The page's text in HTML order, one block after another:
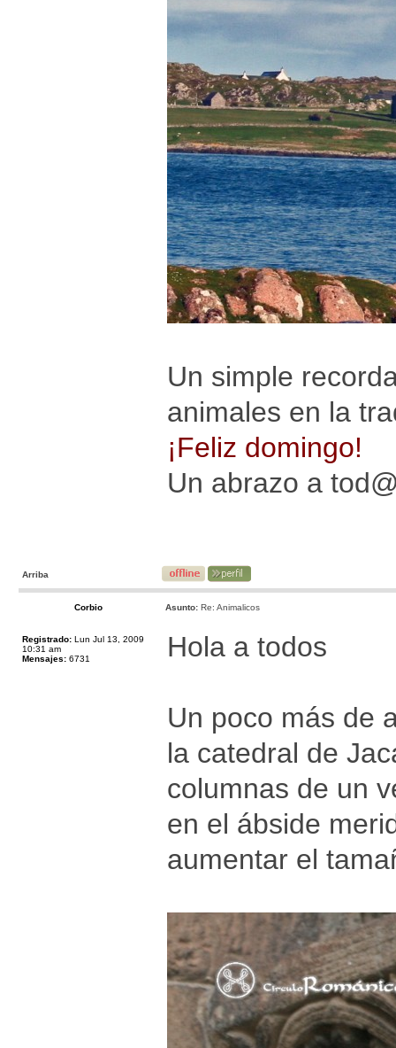
Un simple
animales en la
¡Feliz domingo!
Un abrazo a
Arriba
Corbio Asunto: Re: Animalicos
Registrado: Lun Jul 13, 2009
10:31 am
Mensajes: 6731 Hola a todos
Un poco más de
la catedral de
columnas de un
en el ábside
aumentar el